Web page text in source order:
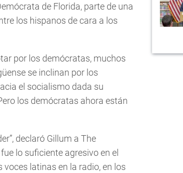
de Florida, parte de una
los hispanos de cara a los
por los demócratas, muchos
se inclinan por los
el socialismo dada su
los demócratas ahora están
declaró Gillum a The
lo suficiente agresivo en el
voces latinas en la radio, en los